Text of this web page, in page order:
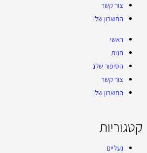
צור קשר
החשבון שלי
ראשי
חנות
הסיפור שלנו
צור קשר
החשבון שלי
קטגוריות
נעליים